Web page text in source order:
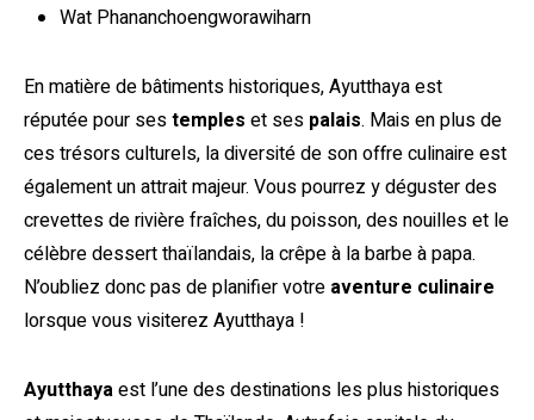
Wat Phananchoengworawiharn
En matière de bâtiments historiques, Ayutthaya est
réputée pour sestemples et ses palais. Mais en plus de
ces trésors culturels, la diversité de son offre culinaire est
également un attrait majeur. Vous pourrez y déguster des
crevettes de rivière fraîches, du poisson, des nouilles et le
célèbre dessert thaïlandais, la crêpe à la barbe à papa.
N’oubliez donc pas de planifier votre aventure culinaire
lorsque vous visiterez Ayutthaya !
Ayutthayaest l’une des destinations les plus historiques